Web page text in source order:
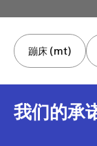
蹦床 (mt)
我们的承